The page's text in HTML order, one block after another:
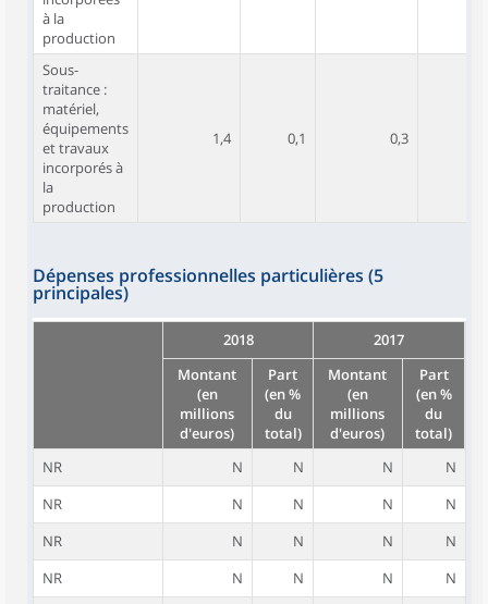
à la
production
Sous-
traitance :
matériel,
équipements
et travaux
incorporés à
la
production
1,4 0,1 0,3
Dépenses professionnelles particulières (5
principales)
2018
2017
Montant
(en
millions
d'euros)
Part
(en %
du
total)
Montant
(en
millions
d'euros)
Part
(en %
du
total)
NR
N N N
N
NR
N N N
N
NR
N N N
N
NR
N N N
N